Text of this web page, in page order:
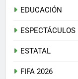
EDUCACIÓN
ESPECTÁCULOS
ESTATAL
FIFA 2026